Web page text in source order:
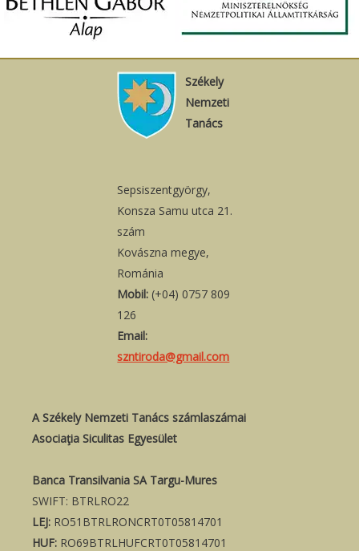
Székely
Nemzeti
Tanács
Sepsiszentgyörgy,
Konsza Samu utca 21.
szám
Kovászna megye,
Románia
Mobil: (+04) 0757 809
126
Email:
szntiroda@gmail.com
A Székely Nemzeti Tanács számlaszámai
Asociaţia Siculitas Egyesület
Banca Transilvania SA Targu-Mures
SWIFT: BTRLRO22
LEJ: RO51BTRLRONCRT0T05814701
HUF: RO69BTRLHUFCRT0T05814701